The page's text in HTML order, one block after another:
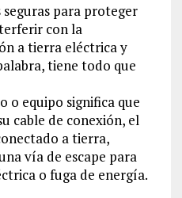
seguras para proteger
con la
a tierra eléctrica y
tiene todo que
o equipo significa que
cable de conexión, el
a tierra,
vía de escape para
o fuga de energía.